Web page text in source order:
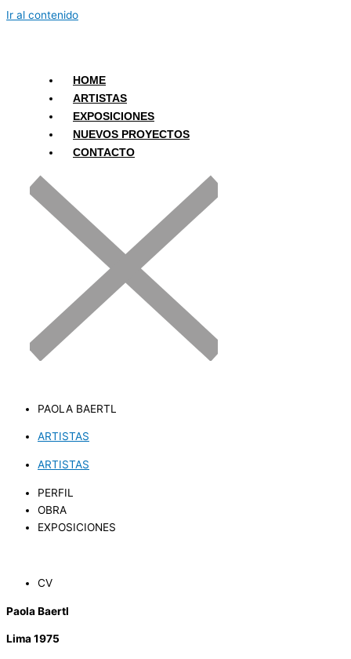
Ir al contenido
HOME
ARTISTAS
EXPOSICIONES
NUEVOS PROYECTOS
CONTACTO
PAOLA BAERTL
ARTISTAS
ARTISTAS
PERFIL
OBRA
EXPOSICIONES
CV
Paola Baertl
Lima 1975